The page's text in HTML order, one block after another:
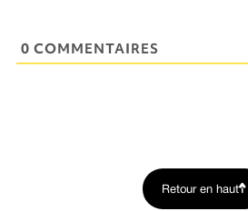
0 COMMENTAIRES
Retour en haut